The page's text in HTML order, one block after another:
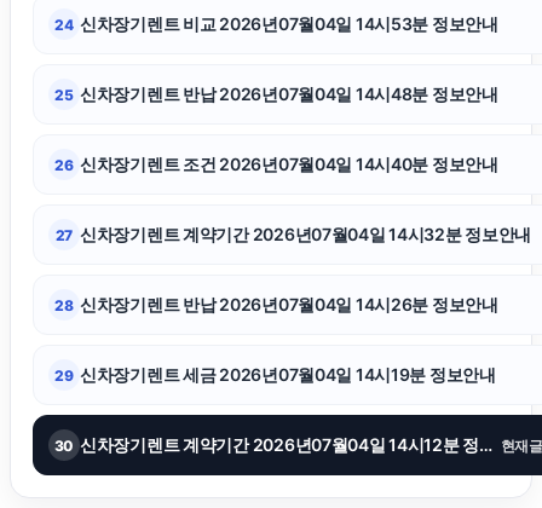
안산이혼전문변호사
용인형사변호사
서울성범죄변호사
24 신차장기렌트 비교 2026년07월04일 14시53분 정보안내
25 신차장기렌트 반납 2026년07월04일 14시48분 정보안내
26 신차장기렌트 조건 2026년07월04일 14시40분 정보안내
27 신차장기렌트 계약기간 2026년07월04일 14시32분 정보안내
28 신차장기렌트 반납 2026년07월04일 14시26분 정보안내
29 신차장기렌트 세금 2026년07월04일 14시19분 정보안내
30 신차장기렌트 계약기간 2026년07월04일 14시12분 정보안내 현재글